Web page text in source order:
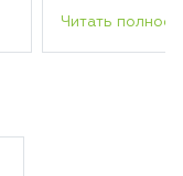
Читать